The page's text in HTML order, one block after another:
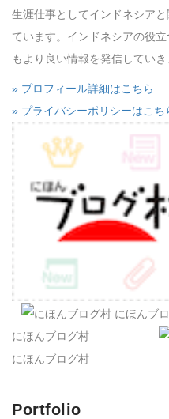
生涯仕事としてインドネシア
ています。インドネシアの役
もより良い情報を発信していき
» プロフィール詳細はこちら
» プライバシーポリシーはこち
にほんブログ村
にほんブログ村
Portfolio